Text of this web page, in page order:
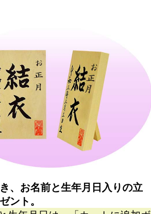
、お名前と生年月日入りの立
ント。